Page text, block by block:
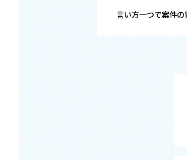
言い方一つで案件